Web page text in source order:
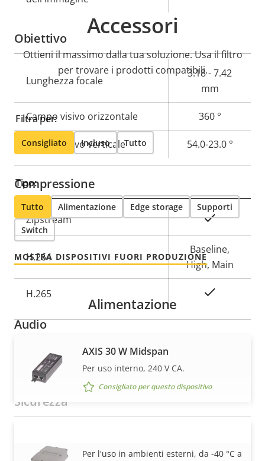
Obiettivo
Descrizione
della
proprietà
Valore
proprietà
Lunghezza focale
3.18 - 7.42
mm
Campo visivo orizzontale 360 °
Campo visivo verticale 54.0-23.0 °
Compressione
Descrizione
della
Valore
della
Zipstream Sì
H.264
Baseline,
High, Main
H.265
Audio
Descrizione
della
Valore
della
proprietà
Supporto audio
Sicurezza
della
della
Accessori
Ottieni il massimo dalla tua soluzione. Usa il filtro
per trovare i prodotti compatibili.
Filtra per:
Consigliato Incluso Tutto
Tipo:
Tutto Alimentazione Edge storage Supporti
Switch
MOSTRA DISPOSITIVI FUORI PRODUZIONE
VISUALIZZA DI PIÙ
Alimentazione
AXIS 30 W Midspan
Per uso interno, 240 V CA.
Consigliato per questo dispositivo
Per l'uso in ambienti esterni, da -40 °C a